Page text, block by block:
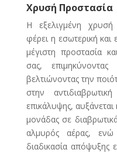
Χρυσή Προστασία
Η εξελιγμένη
φέρει η εσωτερική και
μέγιστη προστασία
σας,
βελτιώνοντας την
στην
επικάλυψης, αυξάνεται
μονάδας σε
αλμυρός αέρας, ενώ
διαδικασία απόψυξης